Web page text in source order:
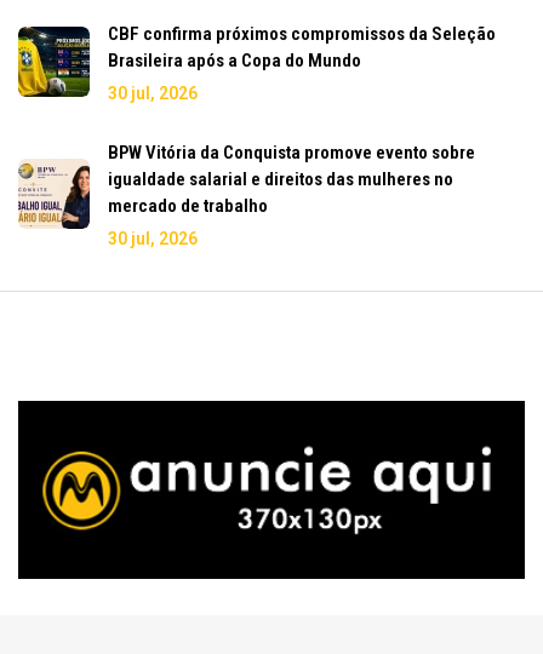
CBF confirma próximos compromissos da Seleção
Brasileira após a Copa do Mundo
30 jul, 2026
BPW Vitória da Conquista promove evento sobre
igualdade salarial e direitos das mulheres no
mercado de trabalho
30 jul, 2026